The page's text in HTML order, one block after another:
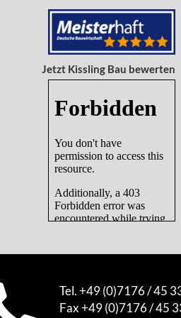
Jetzt Kissling Bau bewerten
Tel. +49 (0)7176 / 45
Fax +49 (0)7176 / 45